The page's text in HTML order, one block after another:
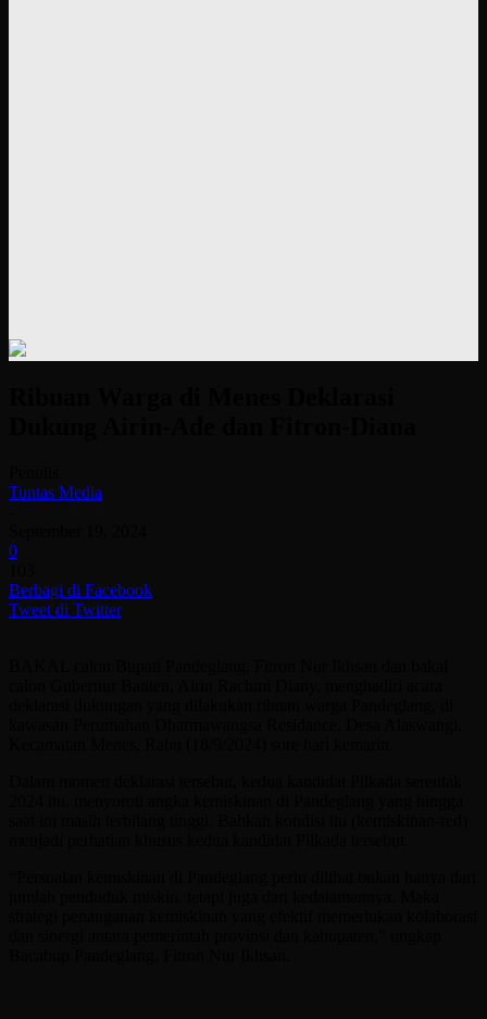
Tuntas Media
0
Berbagi di Facebook
Tweet di Twitter